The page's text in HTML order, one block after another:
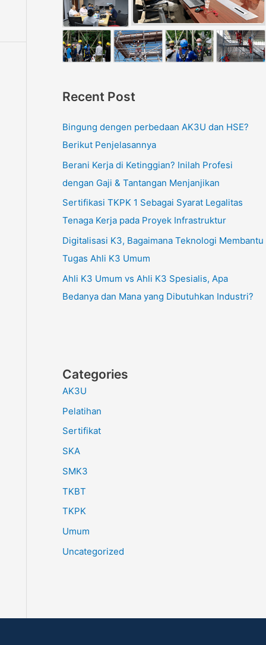
Recent Post
Bingung dengen perbedaan AK3U dan HSE?
Berikut Penjelasannya
Berani Kerja di Ketinggian? Inilah Profesi
dengan Gaji & Tantangan Menjanjikan
Sertifikasi TKPK 1 Sebagai Syarat Legalitas
Tenaga Kerja pada Proyek Infrastruktur
Digitalisasi K3, Bagaimana Teknologi Membantu
Tugas Ahli K3 Umum
Ahli K3 Umum vs Ahli K3 Spesialis, Apa
Bedanya dan Mana yang Dibutuhkan Industri?
Categories
AK3U
Pelatihan
Sertifikat
SKA
SMK3
TKBT
TKPK
Umum
Uncategorized